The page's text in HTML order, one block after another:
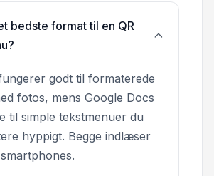
bedste format til en QR
godt til formaterede
fotos, mens Google Docs
til simple tekstmenuer du
hyppigt. Begge indlæser